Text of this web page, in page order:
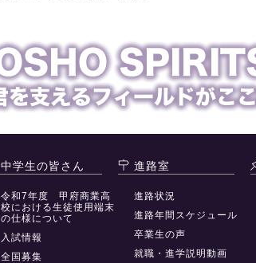
中学生の皆さん
令和7年度 甲府商業高
校における生徒使用端末
の仕様について
入試情報
全国募集
進路室
進路状況
進路年間スケジュール
卒業生の声
就職・進学説明動画